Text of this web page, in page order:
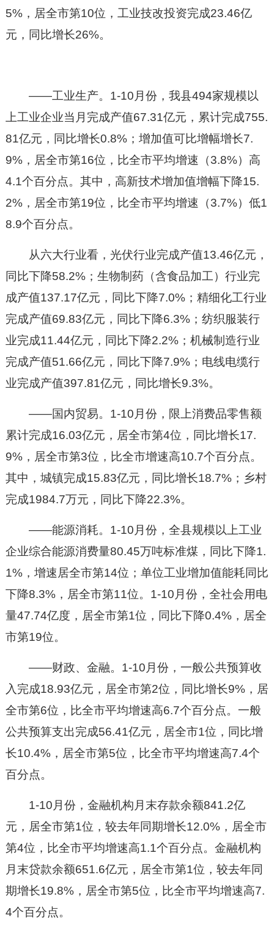
5%，居全市第10位，工业技改投资完成23.46亿
元，同比增长26%。
——工业生产。1-10月份，我县494家规模以
上工业企业当月完成产值67.31亿元，累计完成755.
81亿元，同比增长0.8%；增加值可比增幅增长7.
9%，居全市第16位，比全市平均增速（3.8%）高
4.1个百分点。其中，高新技术增加值增幅下降15.
2%，居全市第19位，比全市平均增速（3.7%）低1
8.9个百分点。
从六大行业看，光伏行业完成产值13.46亿元，
同比下降58.2%；生物制药（含食品加工）行业完
成产值137.17亿元，同比下降7.0%；精细化工行业
完成产值69.83亿元，同比下降6.3%；纺织服装行
业完成11.44亿元，同比下降2.2%；机械制造行业
完成产值51.66亿元，同比下降7.9%；电线电缆行
业完成产值397.81亿元，同比增长9.3%。
——国内贸易。1-10月份，限上消费品零售额
累计完成16.03亿元，居全市第4位，同比增长17.
9%，居全市第3位，比全市增速高10.7个百分点。
其中，城镇完成15.83亿元，同比增长18.7%；乡村
完成1984.7万元，同比下降22.3%。
——能源消耗。1-10月份，全县规模以上工业
企业综合能源消费量80.45万吨标准煤，同比下降1.
1%，增速居全市第14位；单位工业增加值能耗同比
下降8.3%，居全市第11位。1-10月份，全社会用电
量47.74亿度，居全市第1位，同比下降0.4%，居全
市第19位。
——财政、金融。1-10月份，一般公共预算收
入完成18.93亿元，居全市第2位，同比增长9%，居
全市第6位，比全市平均增速高6.7个百分点。一般
公共预算支出完成56.41亿元，居全市1位，同比增
长10.4%，居全市第5位，比全市平均增速高7.4个
百分点。
1-10月份，金融机构月末存款余额841.2亿
元，居全市第1位，较去年同期增长12.0%，居全市
第4位，比全市平均增速高1.1个百分点。金融机构
月末贷款余额651.6亿元，居全市第1位，较去年同
期增长19.8%，居全市第5位，比全市平均增速高7.
4个百分点。